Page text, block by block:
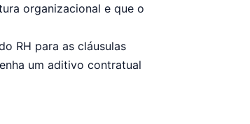
organizacional e que o
RH para as cláusulas
um aditivo contratual